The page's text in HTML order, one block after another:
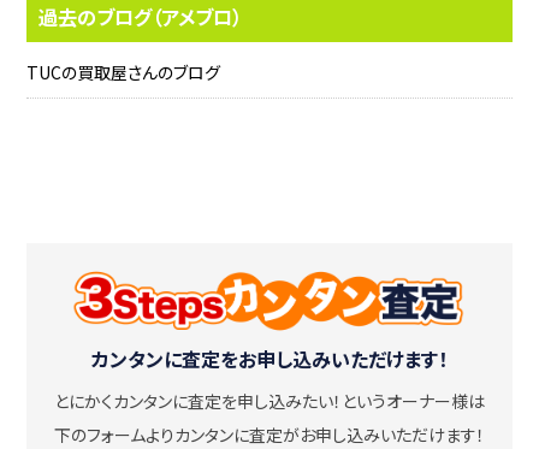
過去のブログ（アメブロ）
TUCの買取屋さんのブログ
カンタンに査定をお申し込みいただけます！
とにかくカンタンに査定を申し込みたい！ というオーナー様は
下のフォームよりカンタンに査定がお申し込みいただけます！